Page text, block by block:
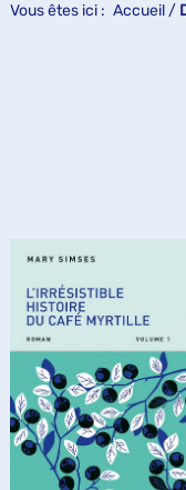
Vous êtes ici : Accueil /